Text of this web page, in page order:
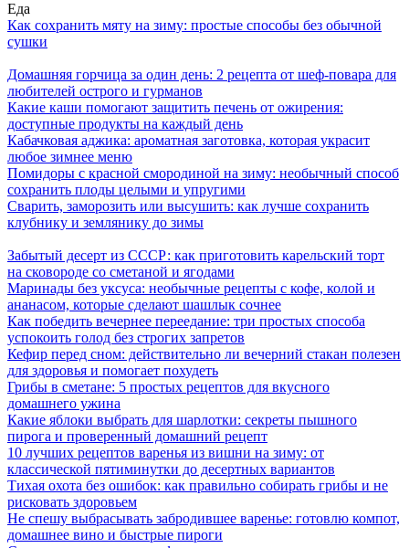
Еда
Как сохранить мяту на зиму: простые способы без обычной
сушки
Домашняя горчица за один день: 2 рецепта от шеф-повара для
любителей острого и гурманов
Какие каши помогают защитить печень от ожирения:
доступные продукты на каждый день
Кабачковая аджика: ароматная заготовка, которая украсит
любое зимнее меню
Помидоры с красной смородиной на зиму: необычный способ
сохранить плоды целыми и упругими
Сварить, заморозить или высушить: как лучше сохранить
клубнику и землянику до зимы
Забытый десерт из СССР: как приготовить карельский торт
на сковороде со сметаной и ягодами
Маринады без уксуса: необычные рецепты с кофе, колой и
ананасом, которые сделают шашлык сочнее
Как победить вечернее переедание: три простых способа
успокоить голод без строгих запретов
Кефир перед сном: действительно ли вечерний стакан полезен
для здоровья и помогает похудеть
Грибы в сметане: 5 простых рецептов для вкусного
домашнего ужина
Какие яблоки выбрать для шарлотки: секреты пышного
пирога и проверенный домашний рецепт
10 лучших рецептов варенья из вишни на зиму: от
классической пятиминутки до десертных вариантов
Тихая охота без ошибок: как правильно собирать грибы и не
рисковать здоровьем
Не спешу выбрасывать забродившее варенье: готовлю компот,
домашнее вино и быстрые пироги